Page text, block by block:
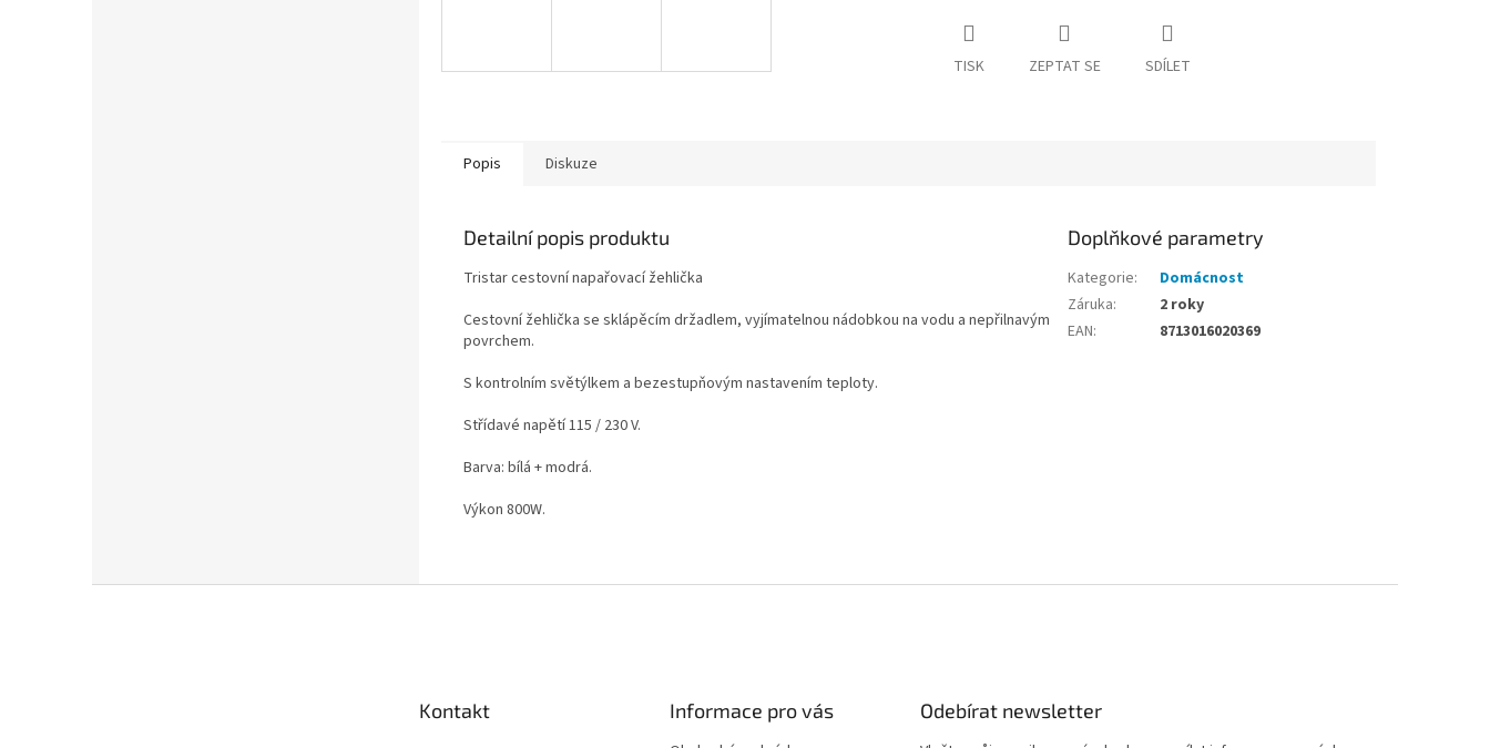
TISK ZEPTAT SE SDÍLET
Popis Diskuze
Detailní popis produktu
Tristar cestovní napařovací žehlička
Cestovní žehlička se sklápěcím držadlem, vyjímatelnou nádobkou na vodu a nepřilnavým
povrchem.
S kontrolním světýlkem a bezestupňovým nastavením teploty.
Střídavé napětí 115 / 230 V.
Barva: bílá + modrá.
Výkon 800W.
Doplňkové parametry
Kategorie:
Domácnost
Záruka:
2 roky
EAN: 8713016020369
Kontakt Informace pro vás Odebírat newsletter